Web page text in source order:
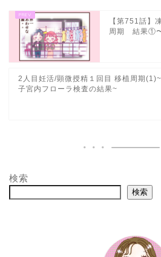
【第751話】
周期 結果①
2人目妊活/顕微授精１回目 移植周期(1)~
子宮内フローラ検査の結果~
検索
検索